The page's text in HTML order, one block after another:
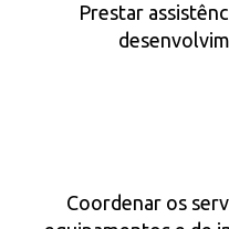
Prestar
Coordenar os